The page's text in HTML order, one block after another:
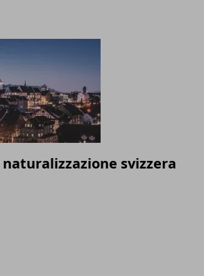
svizzera